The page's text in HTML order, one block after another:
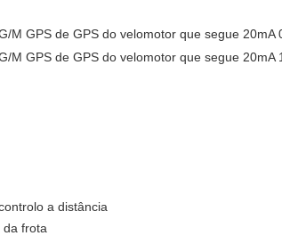
a distância
da frota